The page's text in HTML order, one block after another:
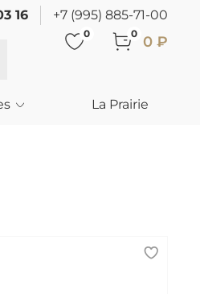
16 +7 (995) 885-71-00
0 0 0 ₽
La Prairie